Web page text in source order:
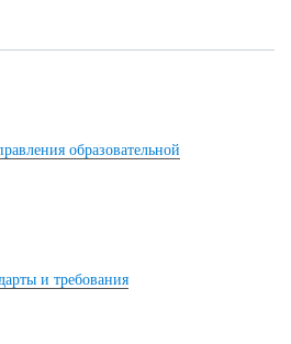
образовательной
и требования